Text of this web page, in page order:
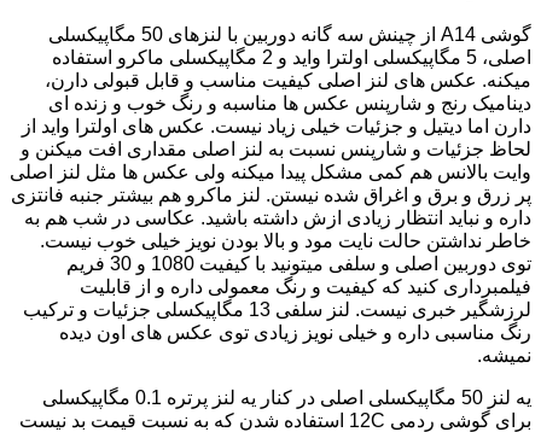
گوشی A14 از چینش سه گانه دوربین با لنزهای 50 مگاپیکسلی
اصلی، 5 مگاپیکسلی اولترا واید و 2 مگاپیکسلی ماکرو استفاده
میکنه. عکس های لنز اصلی کیفیت مناسب و قابل قبولی دارن،
دینامیک رنج و شارپنس عکس ها مناسبه و رنگ خوب و زنده ای
دارن اما دیتیل و جزئیات خیلی زیاد نیست. عکس های اولترا واید از
لحاظ جزئیات و شارپنس نسبت به لنز اصلی مقداری افت میکنن و
وایت بالانس هم کمی مشکل پیدا میکنه ولی عکس ها مثل لنز اصلی
پر زرق و برق و اغراق شده نیستن. لنز ماکرو هم بیشتر جنبه فانتزی
داره و نباید انتظار زیادی ازش داشته باشید. عکاسی در شب هم به
خاطر نداشتن حالت نایت مود و بالا بودن نویز خیلی خوب نیست.
توی دوربین اصلی و سلفی میتونید با کیفیت 1080 و 30 فریم
فیلمبرداری کنید که کیفیت و رنگ معمولی داره و از قابلیت
لرزشگیر خبری نیست. لنز سلفی 13 مگاپیکسلی جزئیات و ترکیب
رنگ مناسبی داره و خیلی نویز زیادی توی عکس های اون دیده
نمیشه.
یه لنز 50 مگاپیکسلی اصلی در کنار یه لنز پرتره 0.1 مگاپیکسلی
برای گوشی ردمی 12C استفاده شدن که به نسبت قیمت بد نیست